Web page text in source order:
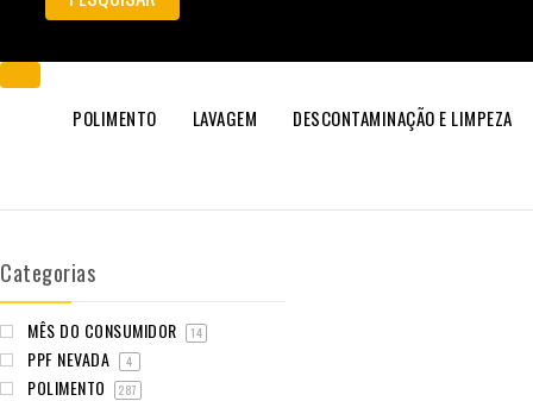
POLIMENTO LAVAGEM DESCONTAMINAÇÃO E LIMPEZA
Categorias
MÊS DO CONSUMIDOR 14
PPF NEVADA 4
POLIMENTO 287